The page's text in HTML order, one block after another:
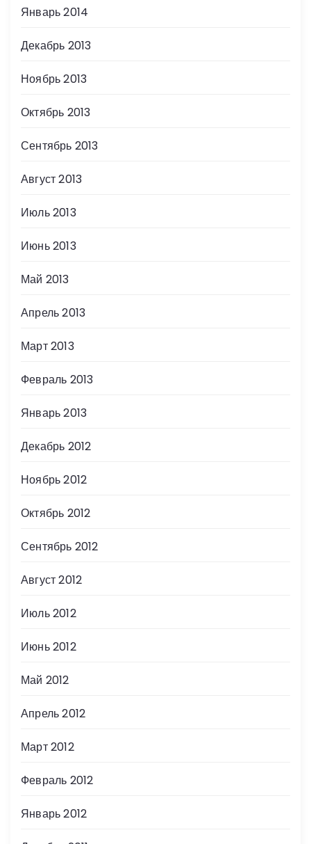
Январь 2014
Декабрь 2013
Ноябрь 2013
Октябрь 2013
Сентябрь 2013
Август 2013
Июль 2013
Июнь 2013
Май 2013
Апрель 2013
Март 2013
Февраль 2013
Январь 2013
Декабрь 2012
Ноябрь 2012
Октябрь 2012
Сентябрь 2012
Август 2012
Июль 2012
Июнь 2012
Май 2012
Апрель 2012
Март 2012
Февраль 2012
Январь 2012